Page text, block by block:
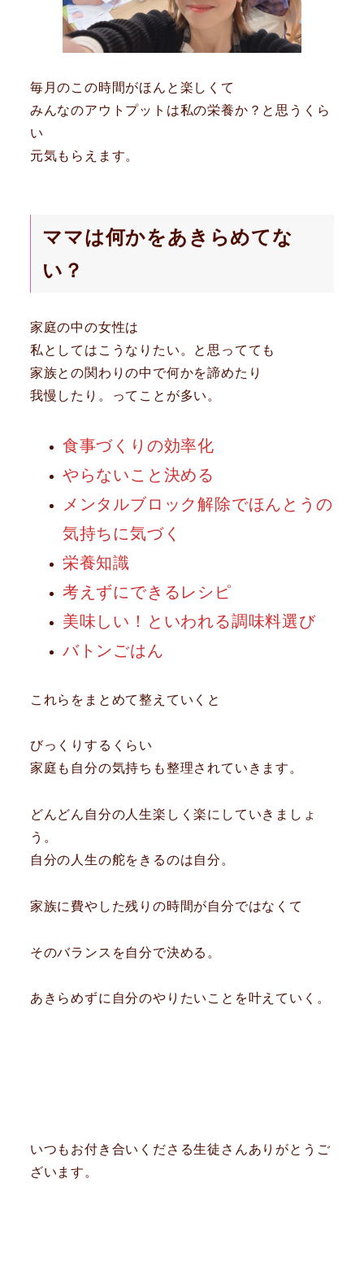
毎月のこの時間がほんと楽しくて
みんなのアウトプットは私の栄養か？と思うくら
い
元気もらえます。
ママは何かをあきらめてな
い？
家庭の中の女性は
私としてはこうなりたい。と思ってても
家族との関わりの中で何かを諦めたり
我慢したり。ってことが多い。
食事づくりの効率化
やらないこと決める
メンタルブロック解除でほんとうの
気持ちに気づく
栄養知識
考えずにできるレシピ
美味しい！といわれる調味料選び
バトンごはん
これらをまとめて整えていくと
びっくりするくらい
家庭も自分の気持ちも整理されていきます。
どんどん自分の人生楽しく楽にしていきましょ
う。
自分の人生の舵をきるのは自分。
家族に費やした残りの時間が自分ではなくて
そのバランスを自分で決める。
あきらめずに自分のやりたいことを叶えていく。
いつもお付き合いくださる生徒さんありがとうご
ざいます。